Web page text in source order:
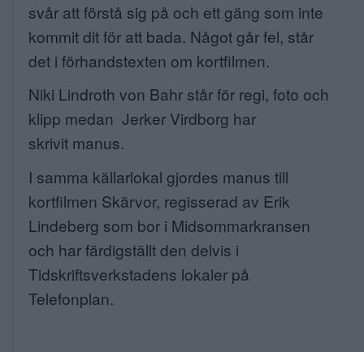
svår att förstå sig på och ett gäng som inte
kommit dit för att bada. Något går fel, står
det i förhandstexten om kortfilmen.
Niki Lindroth von Bahr står för regi, foto och
klipp medan Jerker Virdborg har
skrivit manus.
I samma källarlokal gjordes manus till
kortfilmen Skärvor, regisserad av Erik
Lindeberg som bor i Midsommarkransen
och har färdigställt den delvis i
Tidskriftsverkstadens lokaler på
Telefonplan.